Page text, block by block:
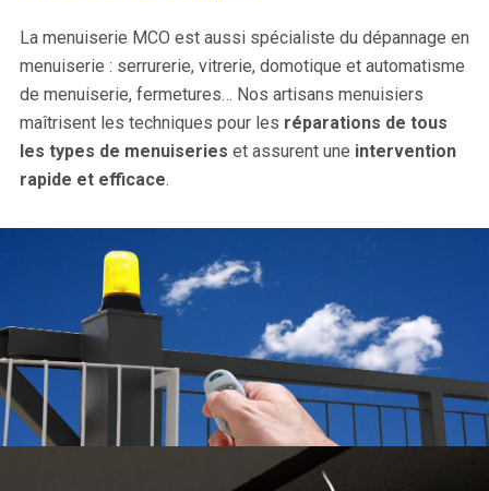
La menuiserie MCO est aussi spécialiste du dépannage en
menuiserie : serrurerie, vitrerie, domotique et automatisme
de menuiserie, fermetures… Nos artisans menuisiers
maîtrisent les techniques pour les réparations de tous
les types de menuiseries et assurent une intervention
rapide et efficace.